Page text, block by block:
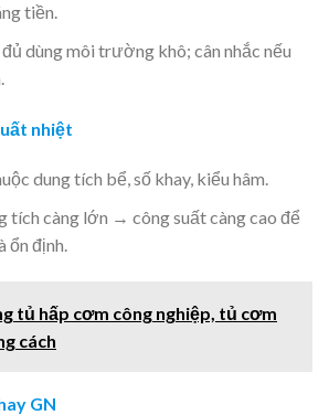
tiền.
dùng môi trường khô; cân nhắc nếu
nhiệt
dung tích bể, số khay, kiểu hâm.
tích càng lớn → công suất càng cao để
ổn định.
tủ hấp cơm công nghiệp, tủ cơm
cách
GN